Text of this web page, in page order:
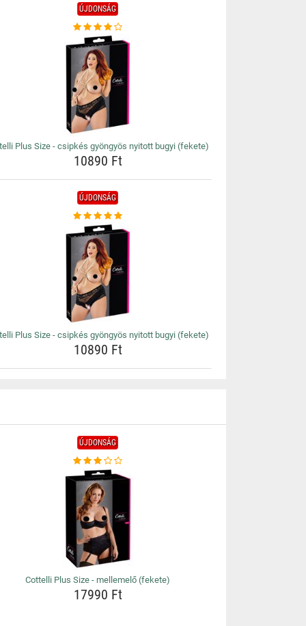
ÚJDONSÁG
Plus Size - csipkés gyöngyös nyitott bugyi (fekete)
10890 Ft
ÚJDONSÁG
Plus Size - csipkés gyöngyös nyitott bugyi (fekete)
10890 Ft
ÚJDONSÁG
Cottelli Plus Size - mellemelő (fekete)
17990 Ft